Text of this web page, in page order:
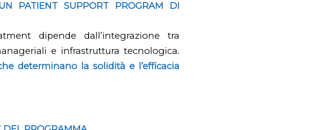
PATIENT SUPPORT PROGRAM DI
dipende dall’integrazione tra
e infrastruttura tecnologica.
determinano la solidità e l’efficacia